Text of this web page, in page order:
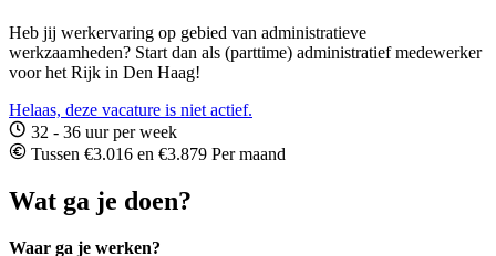
Heb jij werkervaring op gebied van administratieve
werkzaamheden? Start dan als (parttime) administratief medewerker
voor het Rijk in Den Haag!
Helaas, deze vacature is niet actief.
32 - 36 uur per week
Tussen €3.016 en €3.879 Per maand
Wat ga je doen?
Waar ga je werken?